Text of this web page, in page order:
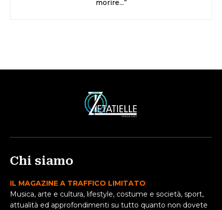
morire...”
Chi siamo
IL MAGAZINE A TRAFFICO LIMITATO
Musica, arte e cultura, lifestyle, costume e società, sport,
attualità ed approfondimenti su tutto quanto non dovete